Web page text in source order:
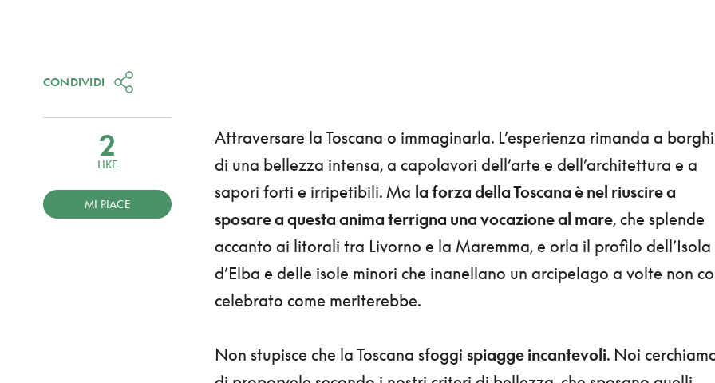
Attraversare la Toscana o immaginarla. L’esperienza rimanda a borghi
di una bellezza intensa, a capolavori dell’arte e dell’architettura e a
sapori forti e irripetibili. Ma la forza della Toscana è nel riuscire a
sposare a questa anima terrigna una vocazione al mare, che splende
accanto ai litorali tra Livorno e la Maremma, e orla il profilo dell’Isola
d’Elba e delle isole minori che inanellano un arcipelago a volte non
celebrato come meriterebbe.
Non stupisce che la Toscana sfoggi spiagge incantevoli. Noi
CONDIVIDI
2
LIKE
MI PIACE